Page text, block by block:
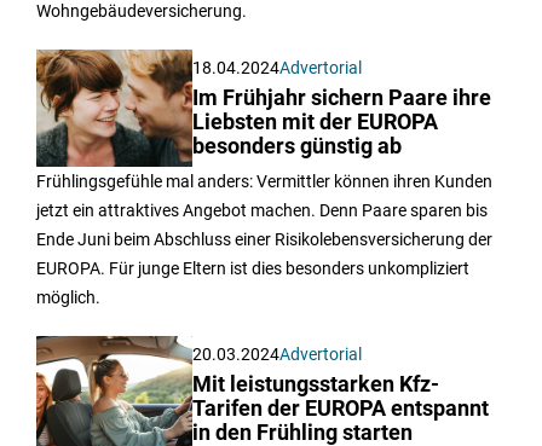
Wohngebäudeversicherung.
18.04.2024Advertorial
Im Frühjahr sichern Paare ihre
Liebsten mit der EUROPA
besonders günstig ab
Frühlingsgefühle mal anders: Vermittler können ihren Kunden
jetzt ein attraktives Angebot machen. Denn Paare sparen bis
Ende Juni beim Abschluss einer Risikolebensversicherung der
EUROPA. Für junge Eltern ist dies besonders unkompliziert
möglich.
20.03.2024Advertorial
Mit leistungsstarken Kfz-
Tarifen der EUROPA entspannt
in den Frühling starten